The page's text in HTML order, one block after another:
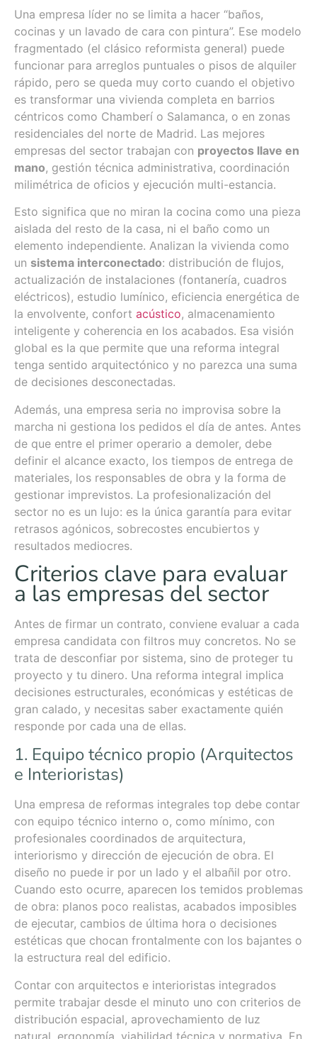
Una empresa líder no se limita a hacer “baños,
cocinas y un lavado de cara con pintura”. Ese modelo
fragmentado (el clásico reformista general) puede
funcionar para arreglos puntuales o pisos de alquiler
rápido, pero se queda muy corto cuando el objetivo
es transformar una vivienda completa en barrios
céntricos como Chamberí o Salamanca, o en zonas
residenciales del norte de Madrid. Las mejores
empresas del sector trabajan con proyectos llave en
mano, gestión técnica administrativa, coordinación
milimétrica de oficios y ejecución multi-estancia.
Esto significa que no miran la cocina como una pieza
aislada del resto de la casa, ni el baño como un
elemento independiente. Analizan la vivienda como
un sistema interconectado: distribución de flujos,
actualización de instalaciones (fontanería, cuadros
eléctricos), estudio lumínico, eficiencia energética de
la envolvente, confort acústico, almacenamiento
inteligente y coherencia en los acabados. Esa visión
global es la que permite que una reforma integral
tenga sentido arquitectónico y no parezca una suma
de decisiones desconectadas.
Además, una empresa seria no improvisa sobre la
marcha ni gestiona los pedidos el día de antes. Antes
de que entre el primer operario a demoler, debe
definir el alcance exacto, los tiempos de entrega de
materiales, los responsables de obra y la forma de
gestionar imprevistos. La profesionalización del
sector no es un lujo: es la única garantía para evitar
retrasos agónicos, sobrecostes encubiertos y
resultados mediocres.
Criterios clave para evaluar
a las empresas del sector
Antes de firmar un contrato, conviene evaluar a cada
empresa candidata con filtros muy concretos. No se
trata de desconfiar por sistema, sino de proteger tu
proyecto y tu dinero. Una reforma integral implica
decisiones estructurales, económicas y estéticas de
gran calado, y necesitas saber exactamente quién
responde por cada una de ellas.
1. Equipo técnico propio (Arquitectos
e Interioristas)
Una empresa de reformas integrales top debe contar
con equipo técnico interno o, como mínimo, con
profesionales coordinados de arquitectura,
interiorismo y dirección de ejecución de obra. El
diseño no puede ir por un lado y el albañil por otro.
Cuando esto ocurre, aparecen los temidos problemas
de obra: planos poco realistas, acabados imposibles
de ejecutar, cambios de última hora o decisiones
estéticas que chocan frontalmente con los bajantes o
la estructura real del edificio.
Contar con arquitectos e interioristas integrados
permite trabajar desde el minuto uno con criterios de
distribución espacial, aprovechamiento de luz
natural, ergonomía, viabilidad técnica y normativa. En